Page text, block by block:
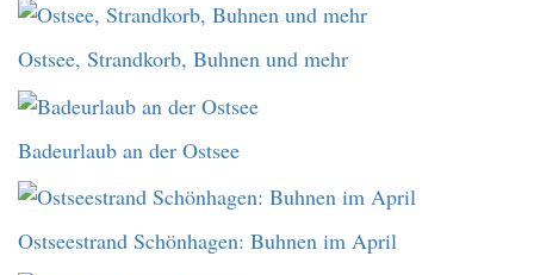
Ostsee, Strandkorb, Buhnen und mehr
Badeurlaub an der Ostsee
Ostseestrand Schönhagen: Buhnen im April